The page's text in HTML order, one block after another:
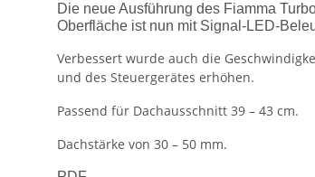
Die neue Ausführung des Fiamma
Oberfläche ist nun mit Signal-LED-
Verbessert wurde auch die
und des Steuergerätes erhöhen.
Passend für Dachausschnitt 39 – 43 cm.
Dachstärke von 30 – 50 mm.